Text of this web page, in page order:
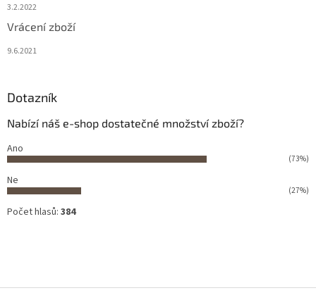
3.2.2022
Vrácení zboží
9.6.2021
Dotazník
Nabízí náš e-shop dostatečné množství zboží?
Ano
(73%)
Ne
(27%)
Počet hlasů: 384